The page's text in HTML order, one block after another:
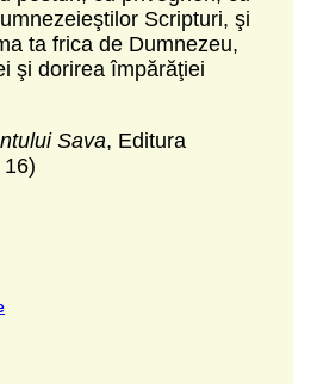
Scripturi, şi
ta frica de Dumnezeu,
şi dorirea împărăţiei
Sava, Editura